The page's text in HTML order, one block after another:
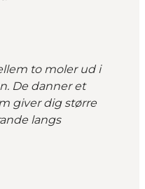
to moler ud i
De danner et
giver dig større
langs
Strand on_map